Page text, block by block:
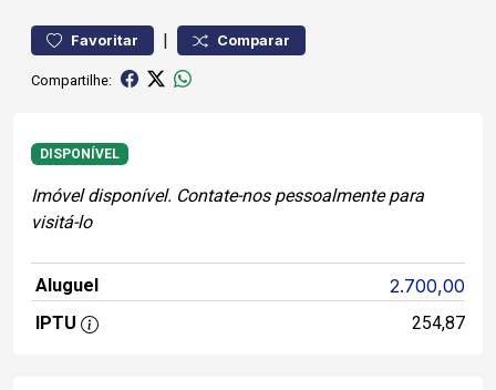
Favoritar | Comparar
Compartilhe:
DISPONÍVEL
Imóvel disponível. Contate-nos pessoalmente para
visitá-lo
Aluguel 2.700,00
IPTU 254,87